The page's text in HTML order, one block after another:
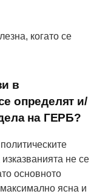
когато се
в
определят и/
на ГЕРБ?
не се
основното
ясна и